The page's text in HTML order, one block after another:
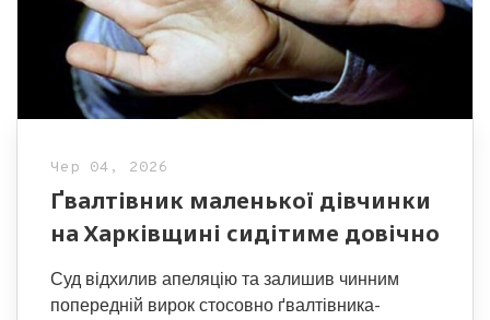
Чер 04, 2026
Ґвалтівник маленької дівчинки
на Харківщині сидітиме довічно
Суд відхилив апеляцію та залишив чинним
попередній вирок стосовно ґвалтівника-